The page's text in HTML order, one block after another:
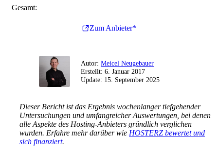
Gesamt:
Zum Anbieter*
Autor: Meicel Neugebauer
Erstellt: 6. Januar 2017
Update: 15. September 2025
Dieser Bericht ist das Ergebnis wochenlanger tiefgehender
Untersuchungen und umfangreicher Auswertungen, bei denen
alle Aspekte des Hosting-Anbieters gründlich verglichen
wurden. Erfahre mehr darüber wie HOSTERZ bewertet und
sich finanziert.